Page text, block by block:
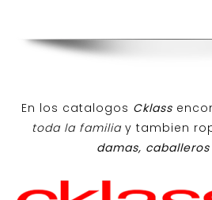
En los catalogos Cklass
toda la familiay tambien
damas,